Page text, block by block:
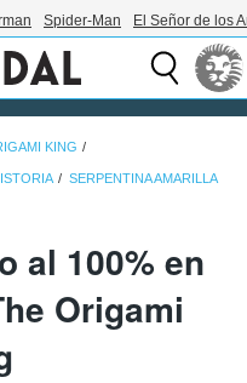
Spider-Man El Señor de los
KING
SERPENTINA AMARILLA
al 100% en
Origami